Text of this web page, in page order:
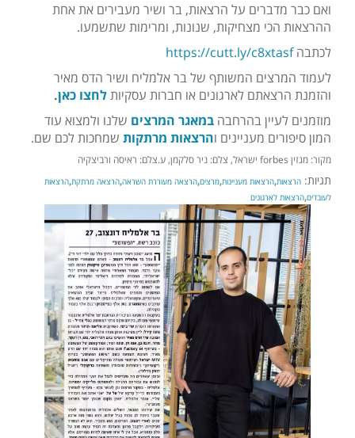
ואם כבר מדברים על הרצאות, בר ושיר מעבירים את אחת
ההרצאות הכי מצחיקות, שנונות, ומרימות שתשמעו.
לכתבהhttps://cutt.ly/c8xtasf
לעמוד המרצים המשותף של בר אלמליח ושיר הדס מאיר
והזמנת הרצאתם לארגונים או חברות עסקיותלחצו כאן.
מוזמנים לעיין בהרחבה במאגר המרצים שלנו ולמצוא עוד
המון סיפורים מעניינים והרצאות מרתקות שמחכות לכם שם.
מקור: מגזין forbes ישראל, צלם: ניר סלקמן, ע.צלם: ראיסה ורביצקיה
תגיות: הרצאות,הרצאות מעניינות,מרצים,הרצאה מעוררת השראה,הרצאה מרתקת,הרצאות
לעובדים,הרצאות לארגונים